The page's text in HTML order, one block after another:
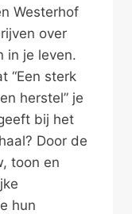
Westerhof
over
in je leven.
“Een sterk
herstel” je
bij het
Door de
toon en
hun